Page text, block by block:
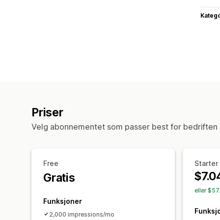
Priser
Velg abonnementet som passer best for bedriften
Free
Gratis
Funksjoner
2,000 impressions/mo
Starter
eller